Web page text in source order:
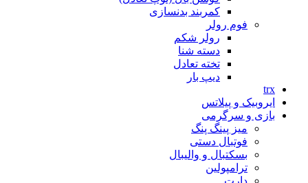
کمربند بدنسازی
فوم رولر
رولر شکم
دسته شنا
تخته تعادل
دیپ بار
trx
ایروبیک و پیلاتس
بازی و سرگرمی
میز پینگ پنگ
فوتبال دستی
بسکتبال و والیبال
ترامپولین